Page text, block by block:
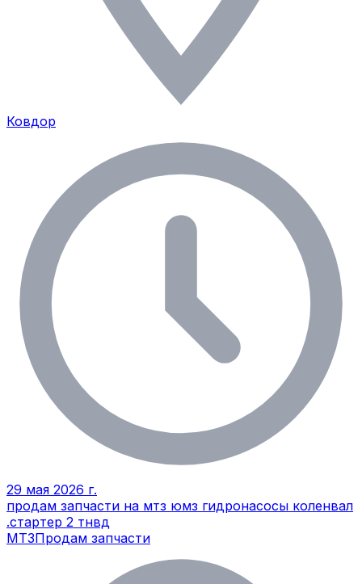
Ковдор
29 мая 2026 г.
продам запчасти на мтз юмз гидронасосы коленвал
.стартер 2 тнвд
МТЗПродам запчасти